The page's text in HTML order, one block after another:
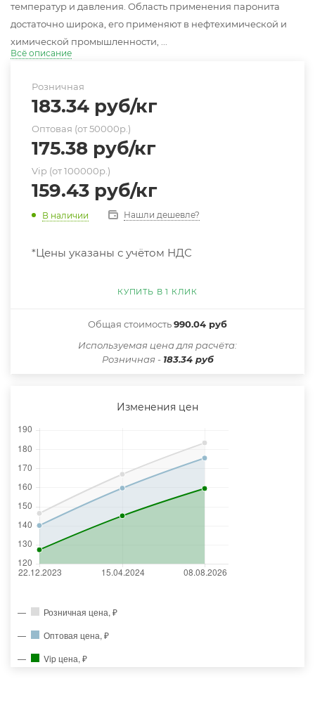
температур и давления. Область применения паронита
достаточно широка, его применяют в нефтехимической и
химической промышленности, ...
Всё описание
Розничная
183.34 руб/кг
Оптовая (от 50000р.)
175.38 руб/кг
Vip (от 100000р.)
159.43 руб/кг
В наличии Нашли дешевле?
*Цены указаны с учётом НДС
КУПИТЬ В 1 КЛИК
Общая стоимость990.04 руб
Иcпользуемая цена для расчёта:
Розничная - 183.34 руб
Изменения цен
Розничная цена, ₽
Оптовая цена, ₽
Vip цена, ₽